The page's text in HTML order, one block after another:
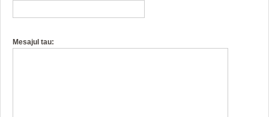
Mesajul tau: